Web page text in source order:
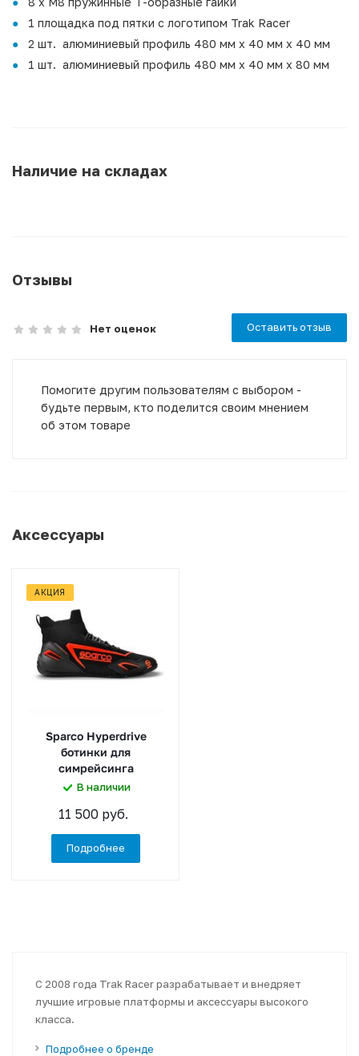
1 площадка под пятки с логотипом Trak Racer
2 шт. алюминиевый профиль 480 мм х 40 мм х 40 мм
1 шт. алюминиевый профиль 480 мм х 40 мм х 80 мм
Наличие на складах
Отзывы
Нет оценок Оставить отзыв
Помогите другим пользователям с выбором -
будьте первым, кто поделится своим мнением
об этом товаре
Аксессуары
АКЦИЯ
Sparco Hyperdrive
ботинки для
симрейсинга
В наличии
11 500 руб.
Подробнее
С 2008 года Trak Racer разрабатывает и внедряет
лучшие игровые платформы и аксессуары высокого
класса.
Подробнее о бренде